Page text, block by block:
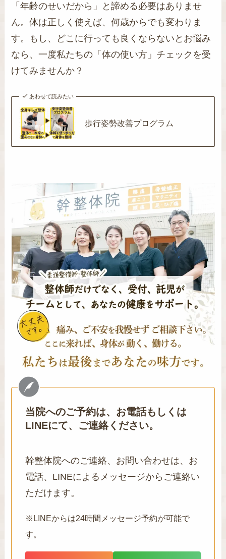
「年齢のせいだから」と諦める必要はありませ
ん。体は正しく使えば、何歳からでも変わりま
す。もし、どこに行っても良くならないとお悩み
なら、一度私たちの「体の使い方」チェックを受
けてみませんか？
あわせて読みたい
歩行姿勢改善プログラム
当院へのご予約は、お電話もしくは
LINEにて、ご連絡ください。
幹整体院へのご連絡、お問い合わせは、お
電話、LINEによるメッセージからご連絡い
ただけます。
※LINEからは24時間メッセージ予約が可能で
す。